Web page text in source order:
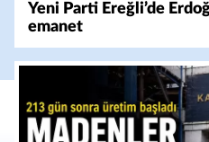
Yeni Parti Ereğli’de
emanet